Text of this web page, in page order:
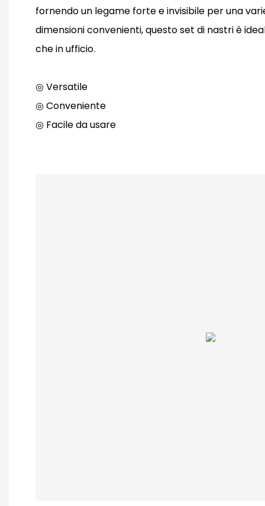
fornendo un legame forte e invisibile per una
dimensioni convenienti, questo set di nastri è
che in ufficio.
◎ Versatile
◎ Conveniente
◎ Facile da usare